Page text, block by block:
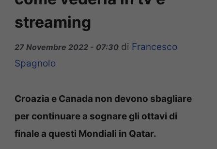
streaming
27 Novembre 2022 - 07:30 di Francesco
Spagnolo
Croazia e Canada non devono sbagliare
per continuare a sognare gli ottavi di
finale a questi Mondiali in Qatar.